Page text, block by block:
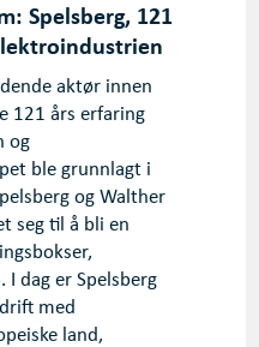
Spelsberg, 121
aktør innen
121 års erfaring
og
ble grunnlagt i
og Walther
seg til å bli en
I dag er Spelsberg
med
land,